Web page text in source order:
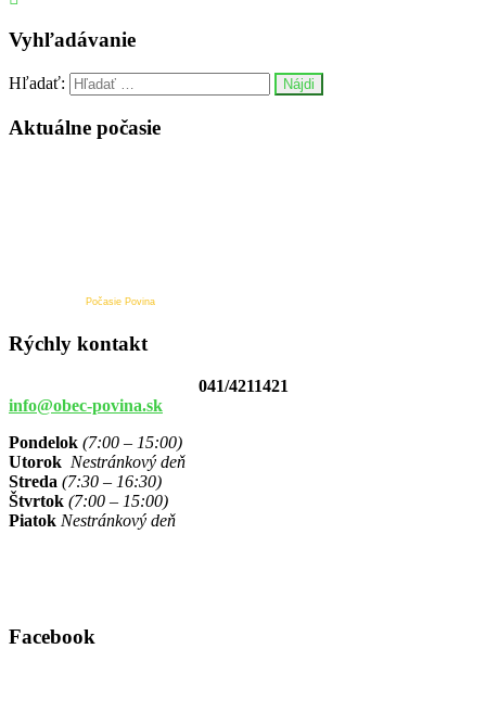
Vyhľadávanie
Hľadať:
Aktuálne počasie
Počasie Povina
Rýchly kontakt
041/4211421
info@obec-povina.sk
Pondelok (7:00 – 15:00)
Utorok Nestránkový deň
Streda (7:30 – 16:30)
Štvrtok (7:00 – 15:00)
Piatok Nestránkový deň
Facebook